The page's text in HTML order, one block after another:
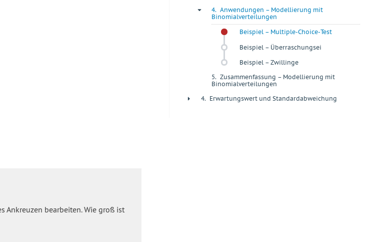
Ankreuzen bearbeiten. Wie groß ist
- 4. Anwendungen – Modellierung mit
Binomialverteilungen
Beispiel – Multiple-Choice-Test
Beispiel – Überraschungsei
Beispiel – Zwillinge
5. Zusammenfassung – Modellierung mit
Binomialverteilungen
+ 4. Erwartungswert und Standardabweichung